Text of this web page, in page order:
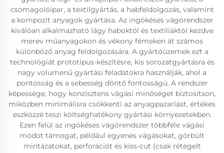
csomagolóipar, a textilgyártás, a habfeldolgozás, valamint
a kompozit anyagok gyártása. Az ingókéses vágórendszer
kiválóan alkalmazható lágy haboktól és textíliáktól kezdve
merev műanyagokon és vékony fémeken át számos
különböző anyag feldolgozására. A gyártóüzemek ezt a
technológiát prototípus-készítésre, kis sorozatgyártásra és
nagy volumenű gyártási feladatokra használják, ahol a
pontosság és a sebesség döntő fontosságú. A rendszer
képessége, hogy konzisztens vágási minőséget biztosítson,
miközben minimálisra csökkenti az anyagpazarlást, értékes
eszközzé teszi költséghatékony gyártási környezetekben.
Ezen felül az ingókéses vágórendszer többféle vágási
módot támogat, például egyenes vágásokat, görbült
mintázatokat, perforációt és kiss-cut (csak rétegelt